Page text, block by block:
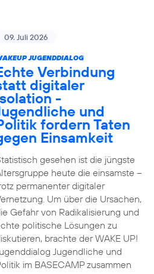
09. Juli 2026
JUGENDDIALOG
Verbindung
digitaler
-
und
fordern Taten
Einsamkeit
gesehen ist die jüngste
heute die einsamste –
permanenter digitaler
Um über die Ursachen,
Gefahr von Radikalisierung und
politische Lösungen zu
brachte der WAKE UP!
Jugendliche und
im BASECAMP zusammen